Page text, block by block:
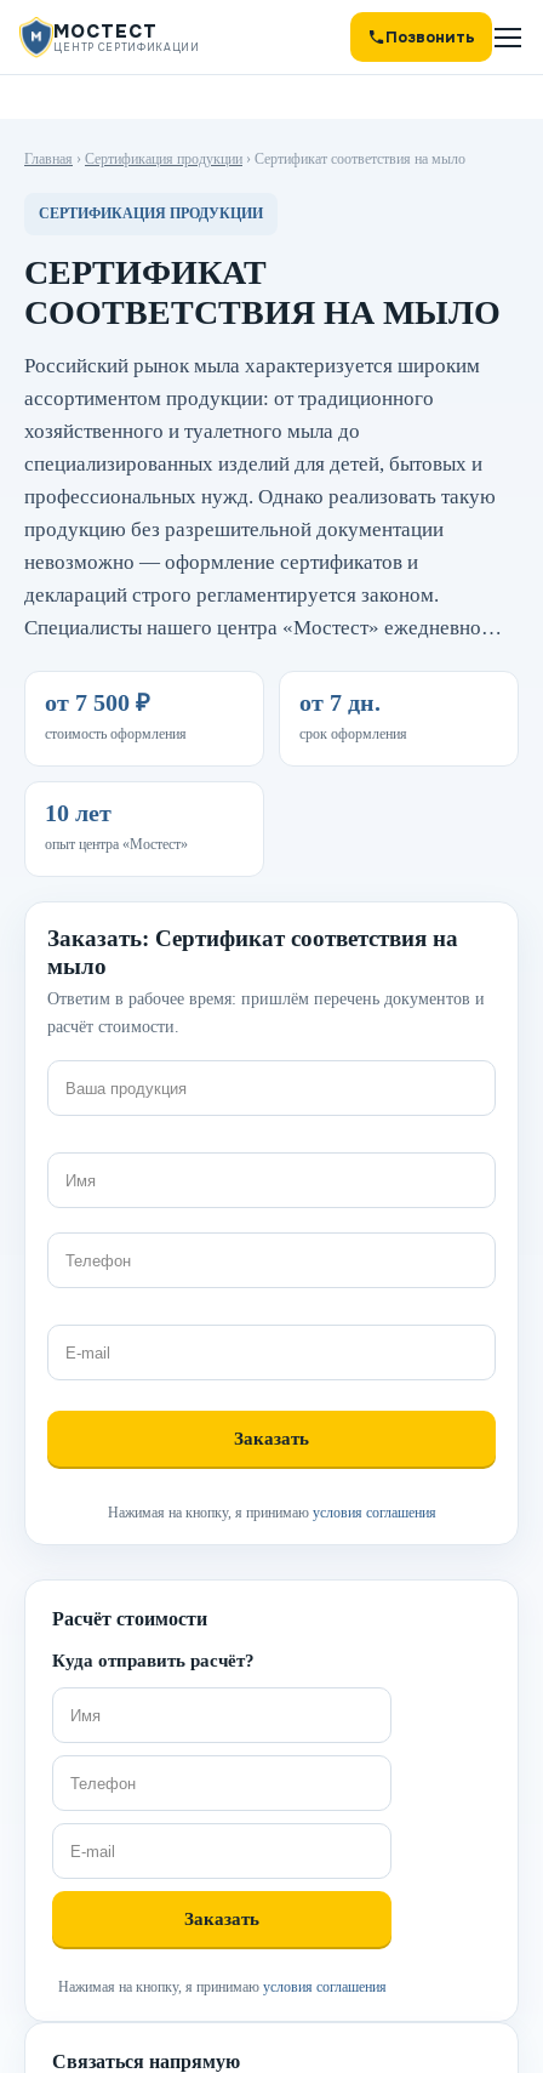
МОСТЕСТ
ЦЕНТР СЕРТИФИКАЦИИ Позвонить
Главная › Сертификация продукции › Сертификат соответствия на мыло
СЕРТИФИКАЦИЯ ПРОДУКЦИИ
СЕРТИФИКАТ
СООТВЕТСТВИЯ НА МЫЛО
Российский рынок мыла характеризуется широким
ассортиментом продукции: от традиционного
хозяйственного и туалетного мыла до
специализированных изделий для детей, бытовых и
профессиональных нужд. Однако реализовать такую
продукцию без разрешительной документации
невозможно — оформление сертификатов и
деклараций строго регламентируется законом.
Специалисты нашего центра «Мостест» ежедневно…
от 7 500 ₽
стоимость оформления
от 7 дн.
срок оформления
10 лет
опыт центра «Мостест»
Заказать: Сертификат соответствия на
мыло
Ответим в рабочее время: пришлём перечень документов и
расчёт стоимости.
Нажимая на кнопку, я принимаю условия соглашения
Расчёт стоимости
Куда отправить расчёт?
Нажимая на кнопку, я принимаю условия соглашения
Связаться напрямую